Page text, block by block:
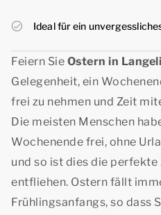
Ideal für ein
Feiern Sie Ostern in
Gelegenheit, ein
frei zu nehmen und Zeit
Die meisten Menschen
Wochenende frei, ohne
und so ist dies die perfekte
entfliehen. Ostern fällt
Frühlingsanfangs, so dass